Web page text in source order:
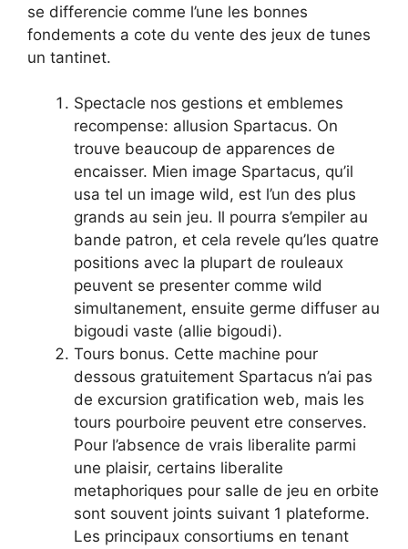
se differencie comme l’une les bonnes
fondements a cote du vente des jeux de tunes
un tantinet.
Spectacle nos gestions et emblemes
recompense: allusion Spartacus. On
trouve beaucoup de apparences de
encaisser. Mien image Spartacus, qu’il
usa tel un image wild, est l’un des plus
grands au sein jeu. Il pourra s’empiler au
bande patron, et cela revele qu’les quatre
positions avec la plupart de rouleaux
peuvent se presenter comme wild
simultanement, ensuite germe diffuser au
bigoudi vaste (allie bigoudi).
Tours bonus. Cette machine pour
dessous gratuitement Spartacus n’ai pas
de excursion gratification web, mais les
tours pourboire peuvent etre conserves.
Pour l’absence de vrais liberalite parmi
une plaisir, certains liberalite
metaphoriques pour salle de jeu en orbite
sont souvent joints suivant 1 plateforme.
Les principaux consortiums en tenant